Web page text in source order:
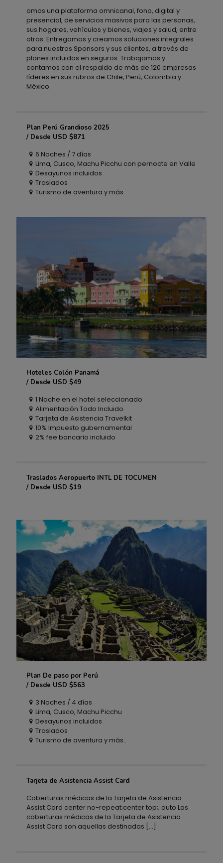
omos una plataforma omnicanal, fono, digital y
presencial, de servicios masivos para las personas,
sus hogares, vehículos y bienes, viajes y salud, entre
otros. Entregamos y creamos soluciones integrales
para nuestros Sponsors y sus clientes, a través de
planes incluidos en seguros. Trabajamos y
contamos con el respaldo de más de 120 empresas
líderes en sus rubros de Chile, Perú, Colombia y
México.
Plan Perú Grandioso 2025
/ Desde USD $871
Plan Perú Grandioso 2025
/ Desde USD $871
6 Noches / 7 días
Lima, Cusco, Machu Picchu con pernocte en Valle
Desayunos incluidos
Traslados
Turismo de aventura y más
Hoteles Colón Panamá
/ Desde USD $49
Hoteles Colón Panamá
/ Desde USD $49
1 Noche en el hotel seleccionado
Alimentación Todo Incluido
Tarjeta de Asistencia Travelkit
10% Impuesto gubernamental
2% fee bancario incluido
Traslados Aeropuerto INTL DE TOCUMEN
Traslados Aeropuerto INTL DE TOCUMEN
/ Desde USD $19
Plan De paso por Perú
/ Desde USD $563
Plan De paso por Perú
/ Desde USD $563
3 Noches / 4 días
Lima, Cusco, Machu Picchu
Desayunos incluidos
Traslados
Turismo de aventura y más..
Tarjeta de Asistencia Assist Card
Tarjeta de Asistencia Assist Card
Coberturas médicas de la Tarjeta de Asistencia
Assist Card center no-repeat;center top;; auto Las
coberturas médicas de la Tarjeta de Asistencia
Assist Card son aquellas destinadas […]